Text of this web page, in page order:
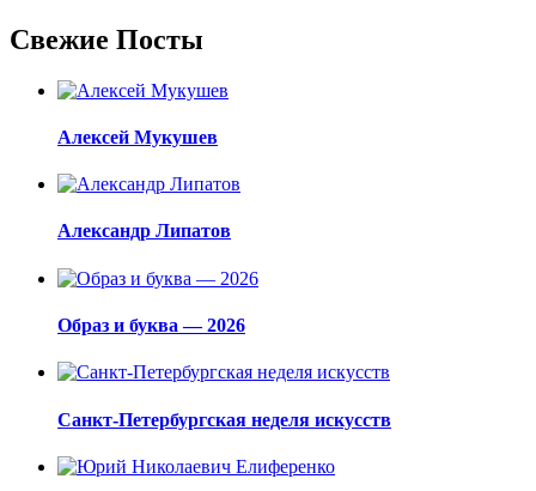
Свежие Посты
Алексей Мукушев
Александр Липатов
Образ и буква — 2026
Санкт-Петербургская неделя искусств